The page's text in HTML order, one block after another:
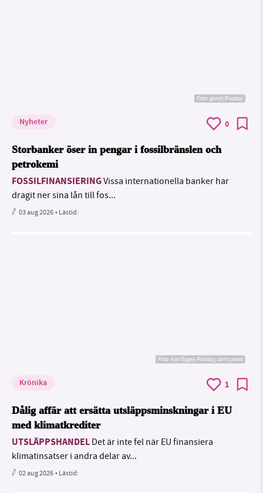
Foto:geralt/Pixabay
Nyheter 0
Storbanker öser in pengar i fossilbränslen och
petrokemi
FOSSILFINANSIERINGVissa internationella banker har
dragit ner sina lån till fos...
03 aug 2026• Lästid:
Foto:Karl Egger, Pixabay, samt privat
Krönika 1
Dålig affär att ersätta utsläppsminskningar i EU
med klimatkrediter
UTSLÄPPSHANDEL Det är inte fel när EU finansiera
klimatinsatser i andra delar av...
02 aug 2026• Lästid: